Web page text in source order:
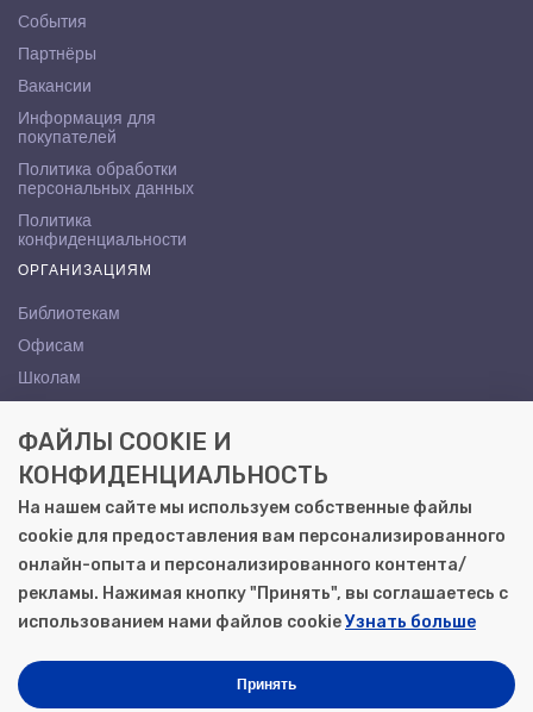
События
Партнёры
Вакансии
Информация для
покупателей
Политика обработки
персональных данных
Политика
конфиденциальности
ОРГАНИЗАЦИЯМ
Библиотекам
Офисам
Школам
КОНТАКТЫ
Саратов, ул. Осипова, 10А
+7 (8452) 72-65-65
gemera@moya-kniga.ru
Моя книга | Сеть книжных магазинов в Саратове
ФАЙЛЫ COOKIE И
КОНФИДЕНЦИАЛЬНОСТЬ
На нашем сайте мы используем собственные файлы
cookie для предоставления вам персонализированного
онлайн-опыта и персонализированного контента/
рекламы. Нажимая кнопку "Принять", вы соглашаетесь с
использованием нами файлов cookieУзнать больше
Принять